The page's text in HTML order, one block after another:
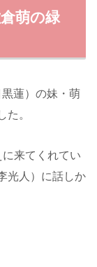
萌の緑
蓮）の妹・萌
た。
来てくれてい
光人）に話しか